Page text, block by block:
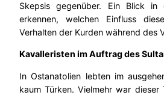
Skepsis gegenüber. Ein Blick in
erkennen, welchen Einfluss
Verhalten der Kurden während des
Kavalleristen im Auftrag des
In Ostanatolien lebten im
kaum Türken. Vielmehr war dieser